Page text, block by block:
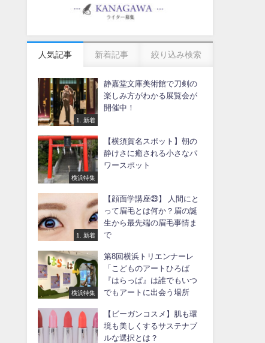
人気記事 新着記事 絞り込み検索
1. 新着
静嘉堂文庫美術館で刀剣の
楽しみ方がわかる展覧会が
開催中！
横浜特集
【横須賀名スポット】朝の
静けさに癒される小さなパ
ワースポット
1. 新着
【顔面学講座㉙】 人間にと
って眉毛とは何か？眉の誕
生から最先端の眉毛事情ま
で
横浜特集
第8回横浜トリエンナーレ
「こどものアートひろば
『はらっぱ』は誰でもいつ
でもアートに出会う場所
【ビーガンコスメ】肌も環
境も美しくするサステナブ
ルな選択とは？